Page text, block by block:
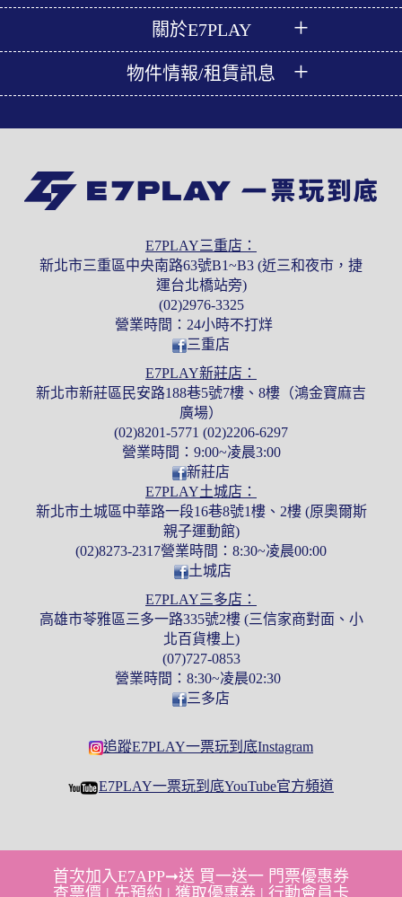
關於E7PLAY
物件情報/租賃訊息
E7PLAY三重店：
新北市三重區中央南路63號B1~B3 (近三和夜市，捷
運台北橋站旁)
(02)2976-3325
營業時間：24小時不打烊
三重店
E7PLAY新莊店：
新北市新莊區民安路188巷5號7樓、8樓（鴻金寶麻吉
廣場）
(02)8201-5771 (02)2206-6297
營業時間：9:00~凌晨3:00
新莊店
E7PLAY土城店：
新北市土城區中華路一段16巷8號1樓、2樓 (原奧爾斯
親子運動館)
(02)8273-2317營業時間：8:30~凌晨00:00
土城店
E7PLAY三多店：
高雄市苓雅區三多一路335號2樓 (三信家商對面、小
北百貨樓上)
(07)727-0853
營業時間：8:30~凌晨02:30
三多店
追蹤E7PLAY一票玩到底Instagram
E7PLAY一票玩到底YouTube官方頻道
首次加入E7APP➞送 買一送一 門票優惠券
查票價 | 先預約 | 獲取優惠券 | 行動會員卡